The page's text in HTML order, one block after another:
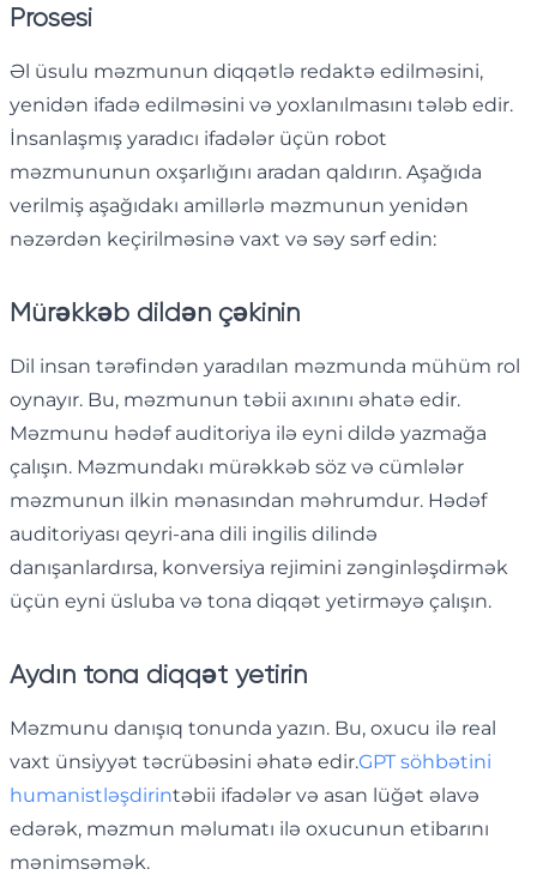
Prosesi
Əl üsulu məzmunun diqqətlə redaktə edilməsini,
yenidən ifadə edilməsini və yoxlanılmasını tələb edir.
İnsanlaşmış yaradıcı ifadələr üçün robot
məzmununun oxşarlığını aradan qaldırın. Aşağıda
verilmiş aşağıdakı amillərlə məzmunun yenidən
nəzərdən keçirilməsinə vaxt və səy sərf edin:
Mürəkkəb dildən çəkinin
Dil insan tərəfindən yaradılan məzmunda mühüm rol
oynayır. Bu, məzmunun təbii axınını əhatə edir.
Məzmunu hədəf auditoriya ilə eyni dildə yazmağa
çalışın. Məzmundakı mürəkkəb söz və cümlələr
məzmunun ilkin mənasından məhrumdur. Hədəf
auditoriyası qeyri-ana dili ingilis dilində
danışanlardırsa, konversiya rejimini zənginləşdirmək
üçün eyni üsluba və tona diqqət yetirməyə çalışın.
Aydın tona diqqət yetirin
Məzmunu danışıq tonunda yazın. Bu, oxucu ilə real
vaxt ünsiyyət təcrübəsini əhatə edir.GPT söhbətini
humanistləşdirintəbii ifadələr və asan lüğət əlavə
edərək, məzmun məlumatı ilə oxucunun etibarını
mənimsəmək.